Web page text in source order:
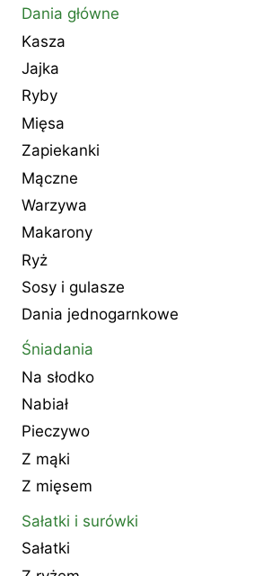
Dania główne
Kasza
Jajka
Ryby
Mięsa
Zapiekanki
Mączne
Warzywa
Makarony
Ryż
Sosy i gulasze
Dania jednogarnkowe
Śniadania
Na słodko
Nabiał
Pieczywo
Z mąki
Z mięsem
Sałatki i surówki
Sałatki